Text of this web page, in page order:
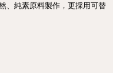
、純素原料製作，更採用可替